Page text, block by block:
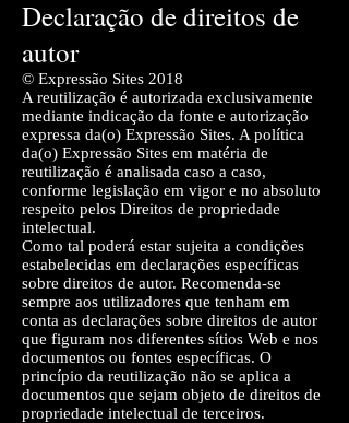
Declaração de direitos de
autor
© Expressão Sites 2018
A reutilização é autorizada exclusivamente
mediante indicação da fonte e autorização
expressa da(o) Expressão Sites. A política
da(o) Expressão Sites em matéria de
reutilização é analisada caso a caso,
conforme legislação em vigor e no absoluto
respeito pelos Direitos de propriedade
intelectual.
Como tal poderá estar sujeita a condições
estabelecidas em declarações específicas
sobre direitos de autor. Recomenda-se
sempre aos utilizadores que tenham em
conta as declarações sobre direitos de autor
que figuram nos diferentes sítios Web e nos
documentos ou fontes específicas. O
princípio da reutilização não se aplica a
documentos que sejam objeto de direitos de
propriedade intelectual de terceiros.